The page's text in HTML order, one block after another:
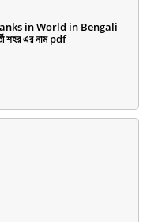
in World in Bengali
শহর এর নাম pdf